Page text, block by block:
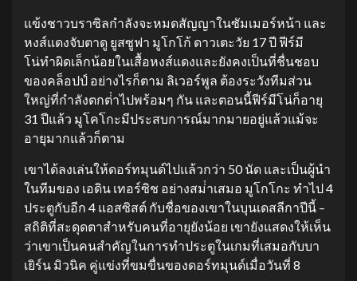
แข้งชาวบราซิลกําลังจะหมดสัญญาในซัมเมอร์หน้า และ
หงส์แดงจับตาดู ยูสซูฟา มูโกโก้ ดาวเตะวัย 17 ปี ฟีร์มี
โน่ทําผิดเล็กน้อยในเสื้อหงส์แดงและยังคงเป็นที่ชื่นชอบ
ของคล็อปป์ อย่างไรก็ตาม ลิเวอร์พูล ต้องระวังทีมส่วน
ใหญ่ที่กําลังตกต่ําไปพร้อมๆ กัน และตอนนี้ฟีร์มีโน่ก็อายุ
31 ปีแล้ว มูโคโกะมีประสบการณ์มากมายอยู่แล้วแม้จะ
อายุมากแล้วก็ตาม
เขาได้ลงเล่นให้ดอร์ทมุนด์ไปแล้วกว่า 50 นัด และเป็นผู้นํา
ในทีมของ เอดิน เทอร์ซิช อย่างสม่ําเสมอ มูโกโกะ ทําไป 4
ประตูกับอีก 4 แอสซิสต์ กับชื่อของเขาในบุนเดสลีกาปีนี้ –
สถิติที่สะดุดตาสําหรับคนที่อายุยังน้อย เขายังแสดงให้เห็น
ว่าเขาเป็นคนสําคัญในการทําประตูในเกมที่เสมอกับบา
เยิร์น มิวนิค คู่แข่งที่ขมขื่นของดอร์ทมุนด์เมื่อวันที่ 8